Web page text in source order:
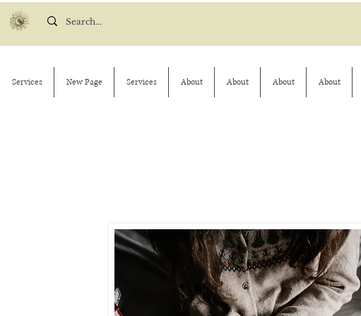
Services New Page Services About About About About